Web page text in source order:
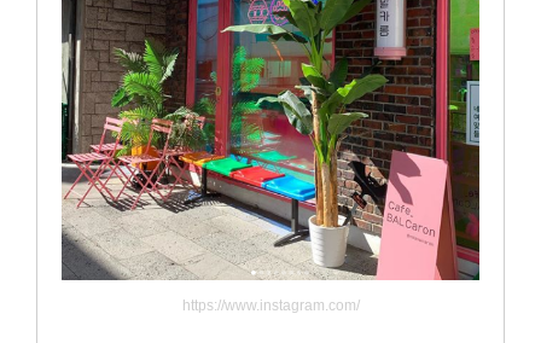
https://www.instagram.com/